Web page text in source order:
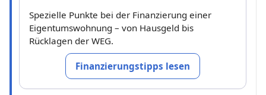
Spezielle Punkte bei der Finanzierung einer
Eigentumswohnung – von Hausgeld bis
Rücklagen der WEG.
Finanzierungstipps lesen